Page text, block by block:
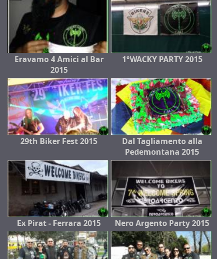
Eravamo 4 Amici al Bar
2015
1°WACKY PARTY 2015
29th Biker Fest 2015
Dal Tagliamento alla
Pedemontana 2015
Ex Pirat - Ferrara 2015 Nero Argento Party 2015